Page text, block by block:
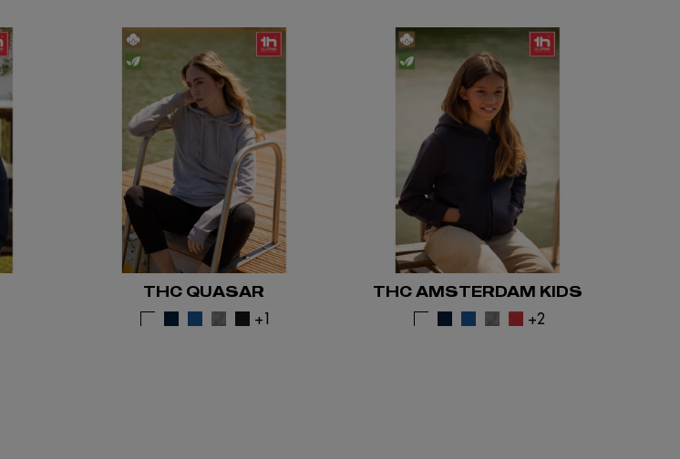
THC QUASAR
+1
THC AMSTERDAM KIDS
+2